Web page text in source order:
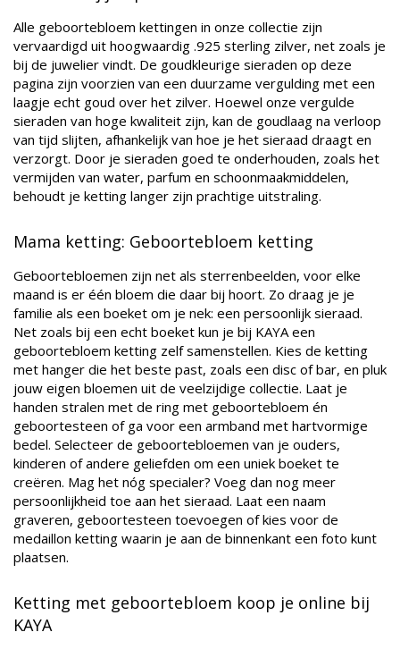
Alle geboortebloem kettingen in onze collectie zijn
vervaardigd uit hoogwaardig .925 sterling zilver, net zoals je
bij de juwelier vindt. De goudkleurige sieraden op deze
pagina zijn voorzien van een duurzame vergulding met een
laagje echt goud over het zilver. Hoewel onze vergulde
sieraden van hoge kwaliteit zijn, kan de goudlaag na verloop
van tijd slijten, afhankelijk van hoe je het sieraad draagt en
verzorgt. Door je sieraden goed te onderhouden, zoals het
vermijden van water, parfum en schoonmaakmiddelen,
behoudt je ketting langer zijn prachtige uitstraling.
Mama ketting: Geboortebloem ketting
Geboortebloemen zijn net als sterrenbeelden, voor elke
maand is er één bloem die daar bij hoort. Zo draag je je
familie als een boeket om je nek: een persoonlijk sieraad.
Net zoals bij een echt boeket kun je bij KAYA een
geboortebloem ketting zelf samenstellen. Kies de ketting
met hanger die het beste past, zoals een disc of bar, en pluk
jouw eigen bloemen uit de veelzijdige collectie. Laat je
handen stralen met de ring met geboortebloem én
geboortesteen of ga voor een armband met hartvormige
bedel. Selecteer de geboortebloemen van je ouders,
kinderen of andere geliefden om een uniek boeket te
creëren. Mag het nóg specialer? Voeg dan nog meer
persoonlijkheid toe aan het sieraad. Laat een naam
graveren, geboortesteen toevoegen of kies voor de
medaillon ketting waarin je aan de binnenkant een foto kunt
plaatsen.
Ketting met geboortebloem koop je online bij
KAYA